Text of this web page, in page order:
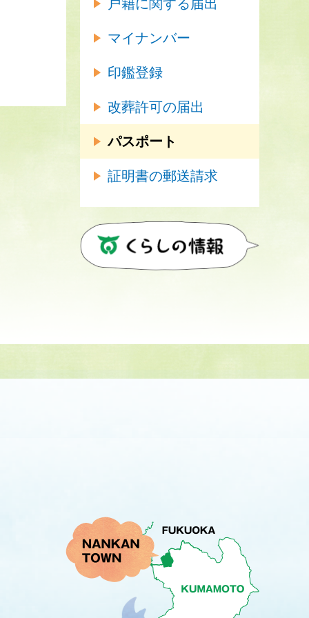
戸籍に関する届出
マイナンバー
印鑑登録
改葬許可の届出
パスポート
証明書の郵送請求